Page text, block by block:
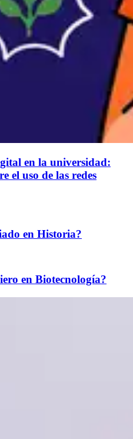
en la universidad:
el uso de las redes
en Historia?
en Biotecnología?